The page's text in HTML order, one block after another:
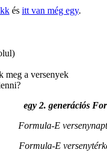
és itt van még egy.
meg a versenyek
egy 2. generációs
Formula-E
Formula-E